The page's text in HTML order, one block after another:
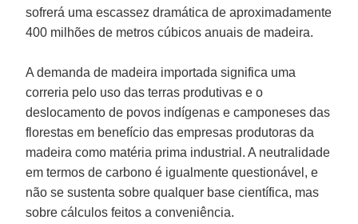
sofrerá uma escassez dramática de aproximadamente
400 milhões de metros cúbicos anuais de madeira.
A demanda de madeira importada significa uma
correria pelo uso das terras produtivas e o
deslocamento de povos indígenas e camponeses das
florestas em benefício das empresas produtoras da
madeira como matéria prima industrial. A neutralidade
em termos de carbono é igualmente questionável, e
não se sustenta sobre qualquer base científica, mas
sobre cálculos feitos a conveniência.